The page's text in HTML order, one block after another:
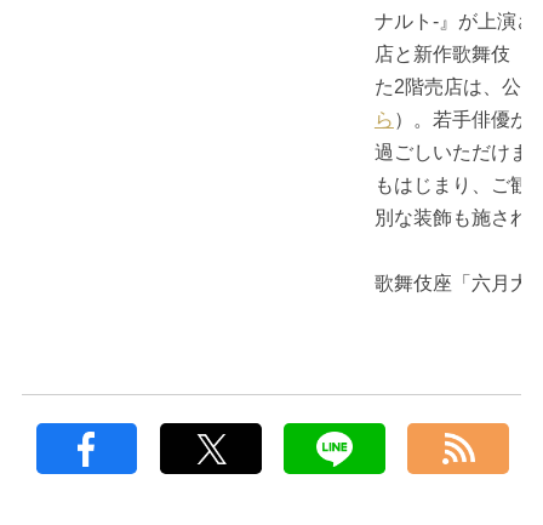
ナルト‐』が上演
店と新作歌舞伎『
た2階売店は、公
ら ）。若手俳優が
過ごしいただけま
もはじまり、ご観
別な装飾も施され
歌舞伎座「六月大